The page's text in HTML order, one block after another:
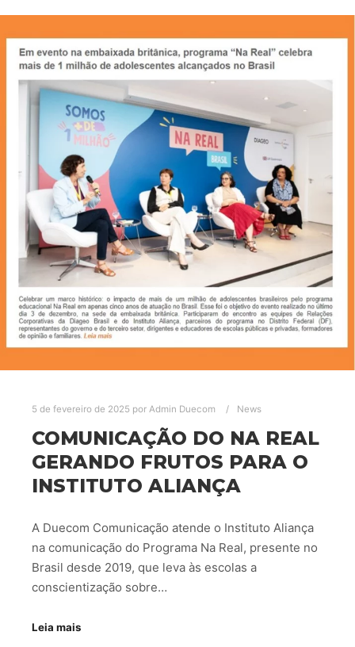
5 de fevereiro de 2025 por Admin Duecom News
COMUNICAÇÃO DO NA REAL
GERANDO FRUTOS PARA O
INSTITUTO ALIANÇA
A Duecom Comunicação atende o Instituto Aliança
na comunicação do Programa Na Real, presente no
Brasil desde 2019, que leva às escolas a
conscientização sobre…
Leia mais